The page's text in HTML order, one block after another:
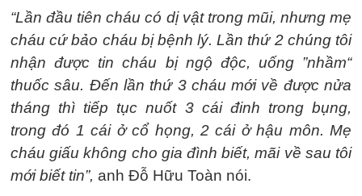
“Lần đầu tiên cháu có dị vật trong mũi, nhưng mẹ
cháu cứ bảo cháu bị bệnh lý. Lần thứ 2 chúng tôi
nhận được tin cháu bị ngộ độc, uống ”nhầm“
thuốc sâu. Đến lần thứ 3 cháu mới về được nửa
tháng thì tiếp tục nuốt 3 cái đinh trong bụng,
trong đó 1 cái ở cổ họng, 2 cái ở hậu môn. Mẹ
cháu giấu không cho gia đình biết, mãi về sau tôi
mới biết tin”, anh Đỗ Hữu Toàn nói.